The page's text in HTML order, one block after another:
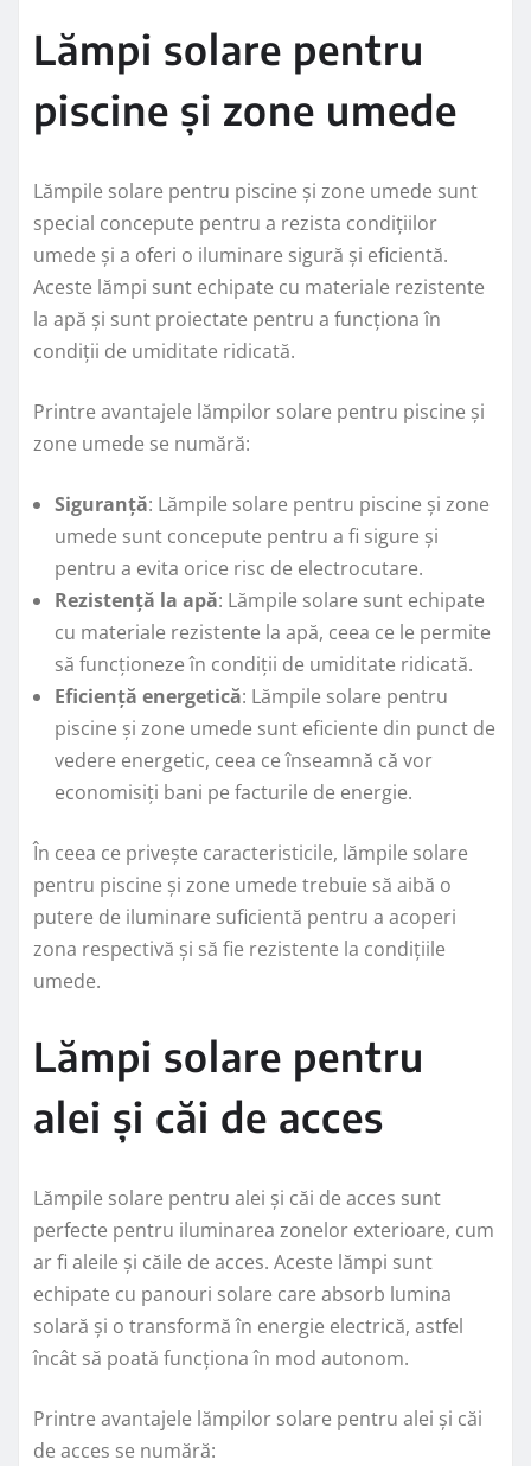
Lămpi solare pentru
piscine și zone umede
Lămpile solare pentru piscine și zone umede sunt
special concepute pentru a rezista condițiilor
umede și a oferi o iluminare sigură și eficientă.
Aceste lămpi sunt echipate cu materiale rezistente
la apă și sunt proiectate pentru a funcționa în
condiții de umiditate ridicată.
Printre avantajele lămpilor solare pentru piscine și
zone umede se numără:
Siguranță: Lămpile solare pentru piscine și zone
umede sunt concepute pentru a fi sigure și
pentru a evita orice risc de electrocutare.
Rezistență la apă: Lămpile solare sunt echipate
cu materiale rezistente la apă, ceea ce le permite
să funcționeze în condiții de umiditate ridicată.
Eficiență energetică: Lămpile solare pentru
piscine și zone umede sunt eficiente din punct de
vedere energetic, ceea ce înseamnă că vor
economisiți bani pe facturile de energie.
În ceea ce privește caracteristicile, lămpile solare
pentru piscine și zone umede trebuie să aibă o
putere de iluminare suficientă pentru a acoperi
zona respectivă și să fie rezistente la condițiile
umede.
Lămpi solare pentru
alei și căi de acces
Lămpile solare pentru alei și căi de acces sunt
perfecte pentru iluminarea zonelor exterioare, cum
ar fi aleile și căile de acces. Aceste lămpi sunt
echipate cu panouri solare care absorb lumina
solară și o transformă în energie electrică, astfel
încât să poată funcționa în mod autonom.
Printre avantajele lămpilor solare pentru alei și căi
de acces se numără: